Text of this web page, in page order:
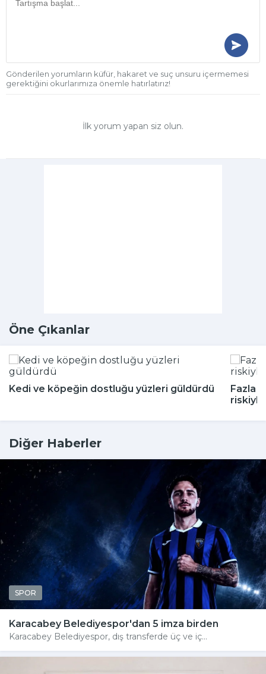
Gönderilen yorumların küfür, hakaret ve suç unsuru içermemesi
gerektiğini okurlarımıza önemle hatırlatırız!
İlk yorum yapan siz olun.
Öne Çıkanlar
Kedi ve köpeğin dostluğu yüzleri güldürdü
Fazla
Diğer Haberler
SPOR
Karacabey Belediyespor'dan 5 imza birden
Karacabey Belediyespor, dış transferde üç ve iç...